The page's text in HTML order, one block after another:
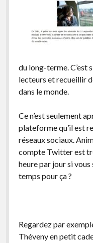
du long-terme. C’est
lecteurs et recueillir
dans le monde.
Ce n’est seulement
plateforme qu’il est
réseaux sociaux.
compte Twitter est
heure par jour si
temps pour ça ?
Regardez par
Théveny en petit